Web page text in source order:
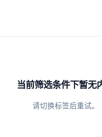
当前筛选条件下暂无
请切换标签后重试。